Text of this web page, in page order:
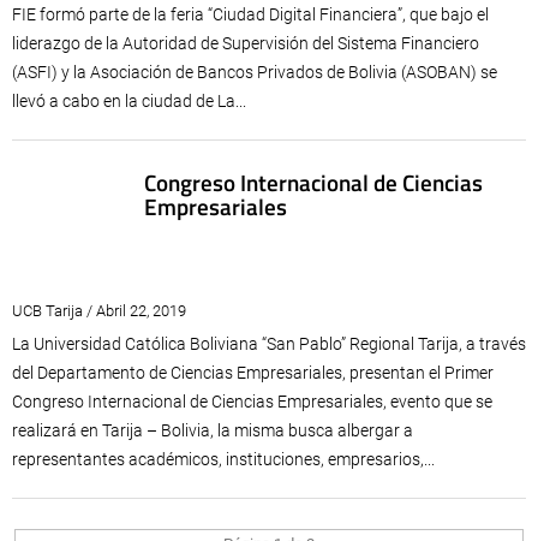
FIE formó parte de la feria “Ciudad Digital Financiera”, que bajo el
liderazgo de la Autoridad de Supervisión del Sistema Financiero
(ASFI) y la Asociación de Bancos Privados de Bolivia (ASOBAN) se
llevó a cabo en la ciudad de La...
Congreso Internacional de Ciencias
Empresariales
UCB Tarija / Abril 22, 2019
La Universidad Católica Boliviana “San Pablo” Regional Tarija, a través
del Departamento de Ciencias Empresariales, presentan el Primer
Congreso Internacional de Ciencias Empresariales, evento que se
realizará en Tarija – Bolivia, la misma busca albergar a
representantes académicos, instituciones, empresarios,...